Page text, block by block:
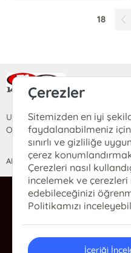
18
Ra Yayın
Uzun Sokak Saray Çarşısı
Ortahisar/TRABZON
ANASAYFA YARDIM İLETİŞİM
Çerezler
Sitemizden en iyi
faydalanabilmeniz
sınırlı ve gizliliğe
çerez
Çerezleri nasıl
incelemek ve çerezleri
edebileceğinizi
Politikamızı
İçeriği